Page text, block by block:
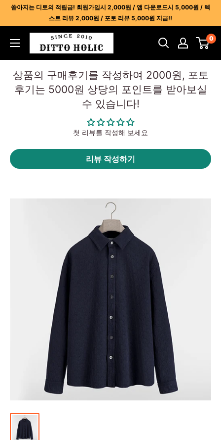
쏟아지는 디토의 적립금! 회원가입시 2,000원 / 앱 다운로드시 5,000원 / 텍
스트 리뷰 2,000원 / 포토 리뷰 5,000원 지급!!
릭
-
카
0
상품의 구매후기를 작성하여 2000원, 포토
후기는 5000원 상당의 포인트를 받아보실
수 있습니다!
첫 리뷰를 작성해 보세요
리뷰 작성하기